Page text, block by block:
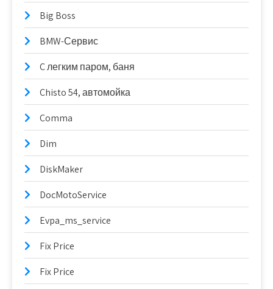
Big Boss
BMW-Сервис
C легким паром, баня
Chisto 54, автомойка
Comma
Dim
DiskMaker
DocMotoService
Evpa_ms_service
Fix Price
Fix Price